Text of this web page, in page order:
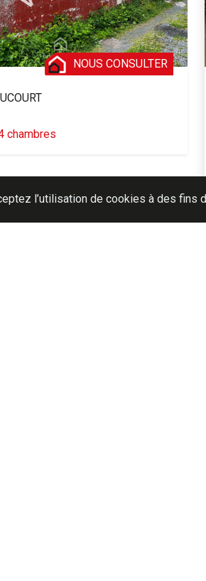
l’utilisation de cookies à des fins
NOUS CONSULTER
chambres